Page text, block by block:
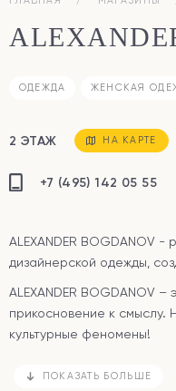
ОДЕЖДА ЖЕНСКАЯ
2 ЭТАЖ НА КАРТЕ
+7 (495) 142 05 55
ALEXANDER BOGDANOV
дизайнерской одежды,
ALEXANDER BOGDANOV
прикосновение к смыслу.
культурные феномены!
ПОКАЗАТЬ БОЛЬШЕ